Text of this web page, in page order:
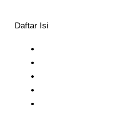
Daftar Isi